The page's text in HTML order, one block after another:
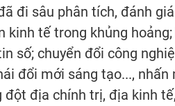
đi sâu phân tích, đánh
kinh tế trong khủng
số; chuyển đổi công
đổi mới sáng tạo...,
đột địa chính trị, địa kinh